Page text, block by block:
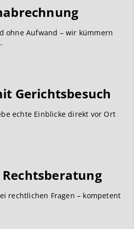
ohne Aufwand – wir kümmern
Gerichtsbesuch
echte Einblicke direkt vor Ort
rechtlichen Fragen – kompetent